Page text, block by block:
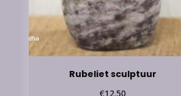
Rubeliet sculptuur
€12.50